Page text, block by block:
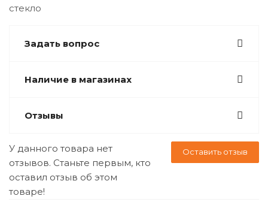
стекло
Задать вопрос
Наличие в магазинах
Отзывы
Оставить отзыв
У данного товара нет
отзывов. Станьте первым, кто
оставил отзыв об этом
товаре!